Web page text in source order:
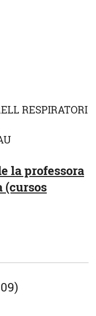
RESPIRATORI
la professora
(cursos